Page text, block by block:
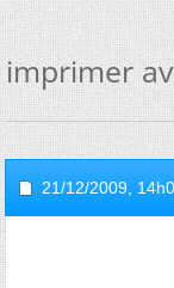
imprimer
21/12/2009,